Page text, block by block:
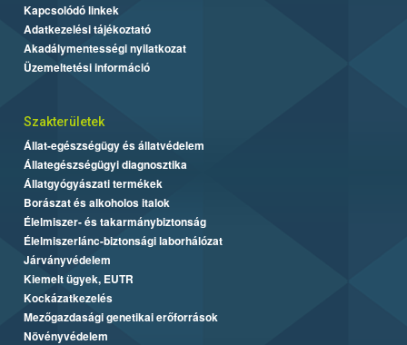
Kapcsolódó linkek
Adatkezelési tájékoztató
Akadálymentességi nyilatkozat
Üzemeltetési információ
Szakterületek
Állat-egészségügy és állatvédelem
Állategészségügyi diagnosztika
Állatgyógyászati termékek
Borászat és alkoholos italok
Élelmiszer- és takarmánybiztonság
Élelmiszerlánc-biztonsági laborhálózat
Járványvédelem
Kiemelt ügyek, EUTR
Kockázatkezelés
Mezőgazdasági genetikai erőforrások
Növényvédelem